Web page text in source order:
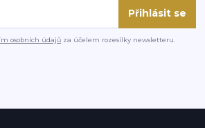
Přihlásit se
osobních údajů za účelem rozesílky newsletteru.